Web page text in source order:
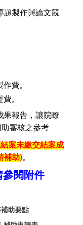
題製作與論文競
費。
。
果報告，讓院瞭
審核之參考
案未繳交結案成
補助)。
參閱附件
助要點